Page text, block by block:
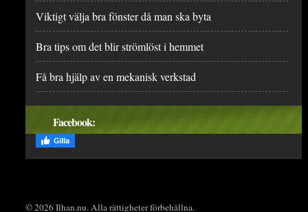
Viktigt välja bra fönster då man ska byta
Bra tips om det blir strömlöst i hemmet
Få bra hjälp av en mekanisk verkstad
Facebook:
© 2026 Ilhan.nu. Alla rättigheter förbehållna.